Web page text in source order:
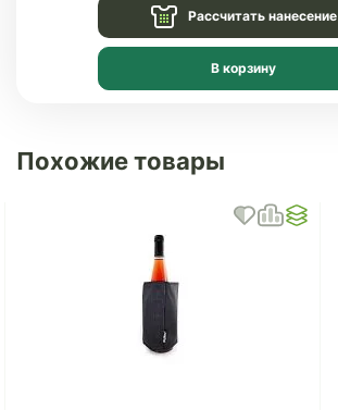
Рассчитать нанесение
В корзину
Похожие товары